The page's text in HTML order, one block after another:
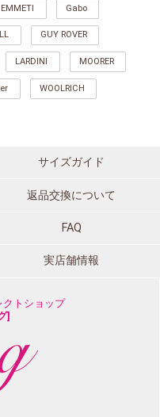
EMMETI Gabo
GUY ROVER
LARDINI MOORER
WOOLRICH